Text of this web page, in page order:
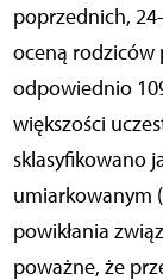
poprzednich,
oceną rodziców
odpowiednio
większości
sklasyfikowano
umiarkowanym
powikłania
poważne, że